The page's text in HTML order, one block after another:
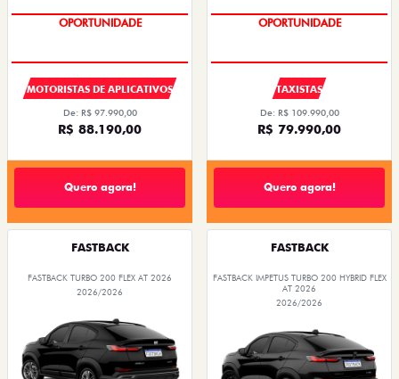
OPORTUNIDADE
MOTORISTAS DE APLICATIVOS
De: R$ 97.990,00
R$ 88.190,00
Quero agora!
OPORTUNIDADE
TAXISTAS
De: R$ 109.990,00
R$ 79.990,00
Quero agora!
FASTBACK
FASTBACK TURBO 200 FLEX AT 2026
2026/2026
FASTBACK
FASTBACK IMPETUS TURBO 200 HYBRID FLEX
AT 2026
2026/2026